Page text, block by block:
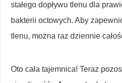
stałego dopływu tlenu dla
bakterii octowych. Aby
tlenu, można raz dziennie
Oto cała tajemnica! Teraz